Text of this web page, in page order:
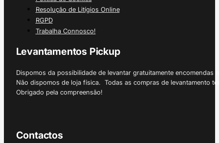
Resolução de Litígios Online
RGPD
Trabalha Connosco!
Levantamentos Pickup
Dispomos da possibilidade de levantar gratuitamente
Não dispomos de loja física. Todas as compras de levantamento
Obrigado pela compreensão!
Contactos